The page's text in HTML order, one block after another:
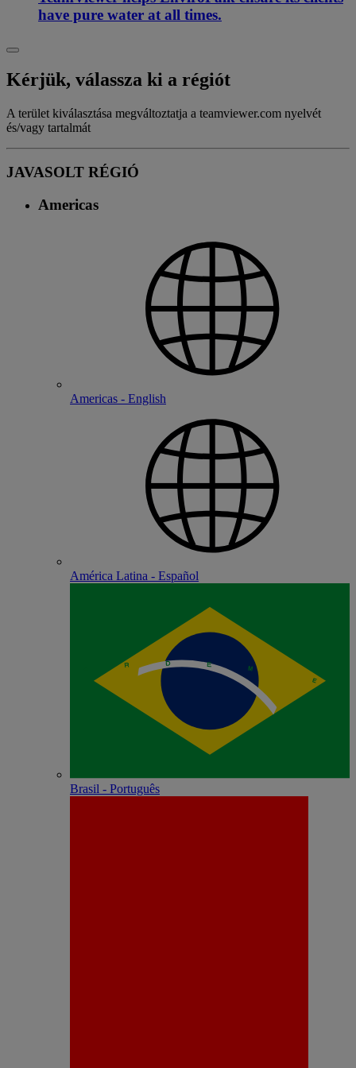
have pure water at all times.
Kérjük, válassza ki a régiót
A terület kiválasztása megváltoztatja a teamviewer.com nyelvét
és/vagy tartalmát
JAVASOLT RÉGIÓ
Americas
Americas - English
América Latina - Español
Brasil - Português